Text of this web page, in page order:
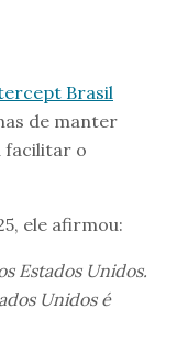
Brasil
de manter
facilitar o
ele afirmou:
Estados Unidos.
Unidos é